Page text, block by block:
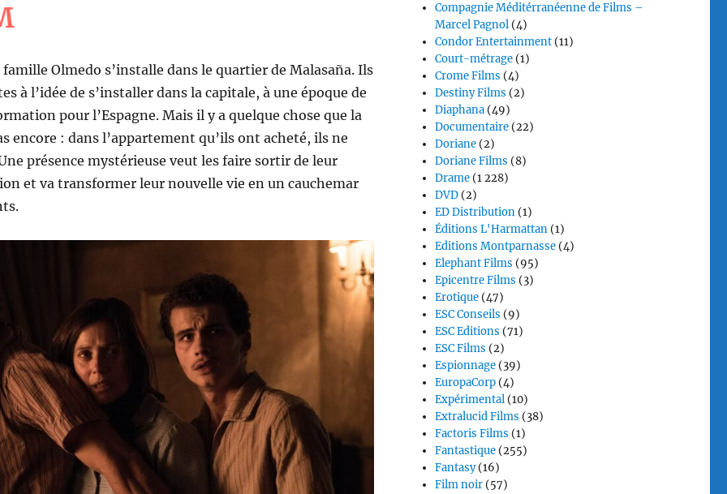
Olmedo s’installe dans le quartier de Malasaña. Ils
à l’idée de s’installer dans la capitale, à une époque de
pour l’Espagne. Mais il y a quelque chose que la
encore : dans l’appartement qu’ils ont acheté, ils ne
présence mystérieuse veut les faire sortir de leur
et va transformer leur nouvelle vie en un cauchemar
Compagnie Méditérranéenne de Films –
Marcel Pagnol (4)
Condor Entertainment (11)
Court-métrage (1)
Crome Films (4)
Destiny Films (2)
Diaphana (49)
Documentaire (22)
Doriane (2)
Doriane Films (8)
Drame (1 228)
DVD (2)
ED Distribution (1)
Éditions L'Harmattan (1)
Editions Montparnasse (4)
Elephant Films (95)
Epicentre Films (3)
Erotique (47)
ESC Conseils (9)
ESC Editions (71)
ESC Films (2)
Espionnage (39)
EuropaCorp (4)
Expérimental (10)
Extralucid Films (38)
Factoris Films (1)
Fantastique (255)
Fantasy(16)
Film noir (57)